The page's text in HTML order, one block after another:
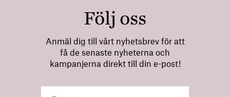
Följ oss
Anmäl dig till vårt nyhetsbrev för att
få de senaste nyheterna och
kampanjerna direkt till din e-post!